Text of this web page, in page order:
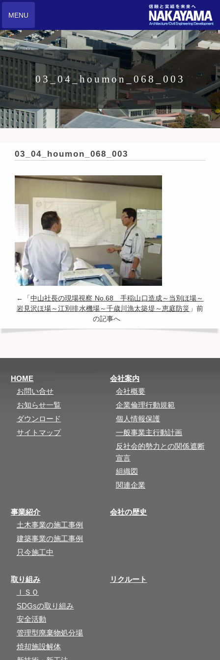
MENU
03_04_houmon_068_003
03_04_houmon_068_003
←「 中山社長の現場視察 No.68 手稲山口造成～当別ほ場～
岩見沢ほ場～江別排水機場～千歳川漁太築堤～恵庭防災 」前
の記事へ
HOME
お問い合せ
お知らせ一覧
ダウンロード
サイトマップ
会社案内
会社概要
企業倫理行動規範
個人情報保護
一般事業主行動計画
反社会的勢力との関係遮断
宣言
組織図
関連企業
事業紹介
土木事業の施工事例
建築事業の施工事例
只今施工中
会社の歴史
取り組み
ＩＳＯ
SDGsの取り組み
安全活動
管理型廃棄物処分場
焼却施設解体
リクルート